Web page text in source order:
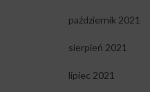
październik 2021
sierpień 2021
lipiec 2021